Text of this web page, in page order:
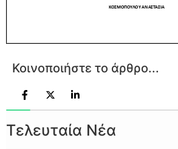
Κοινοποιήστε το άρθρο...
Τελευταία Νέα